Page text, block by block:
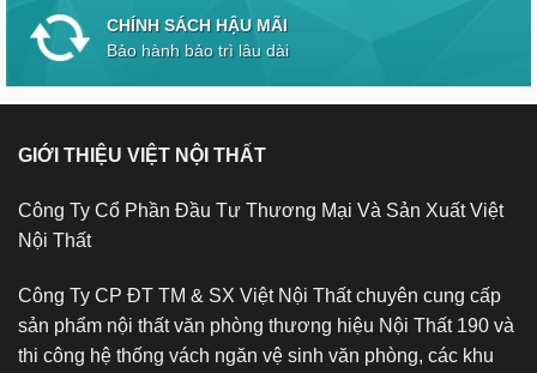
CHÍNH SÁCH HẬU MÃI
Bảo hành bảo trì lâu dài
GIỚI THIỆU VIỆT NỘI THẤT
Công Ty Cổ Phần Đầu Tư Thương Mại Và Sản Xuất Việt
Nội Thất
Công Ty CP ĐT TM & SX Việt Nội Thất chuyên cung cấp
sản phẩm nội thất văn phòng thương hiệu Nội Thất 190 và
thi công hệ thống vách ngăn vệ sinh văn phòng, các khu